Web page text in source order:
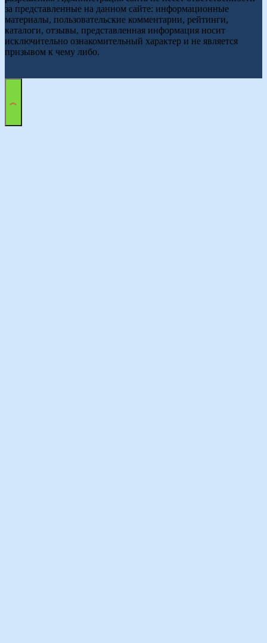
за представленные на данном сайте: информационные
материалы, пользовательские комментарии, рейтинги,
каталоги, отзывы, представленная информация носит
исключительно ознакомительный характер и не является
призывом к чему либо.